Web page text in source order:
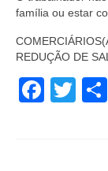
família ou estar
REDUÇÃO DE